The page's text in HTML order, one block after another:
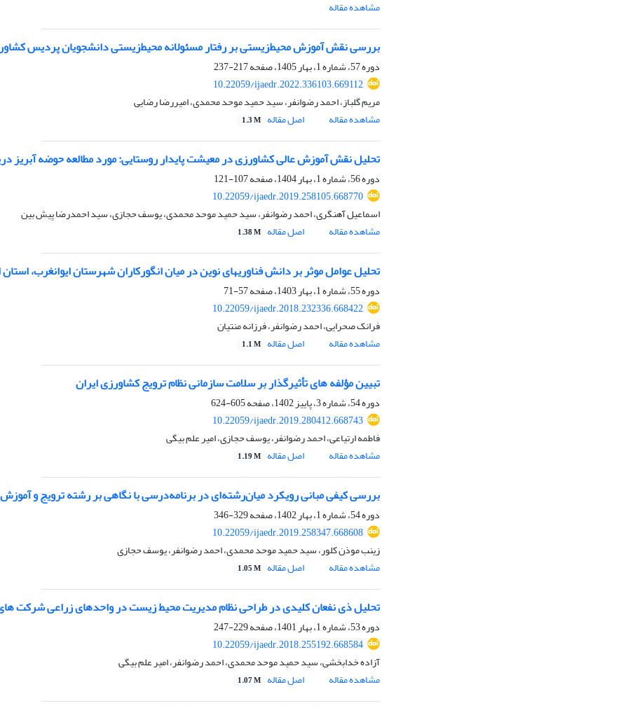
مشاهده مقاله
بررسی نقش آموزش محیط‌زیستی بر رفتار مسئولانه محیط‌زیستی دانشجویان پردیس
دوره 57، شماره 1، بهار 1405، صفحه
217-237
10.22059/ijaedr.2022.336103.669112
مریم گلباز، احمد رضوانفر، سید حمید موحد محمدی، امیررضا رضایی
مشاهده مقاله
اصل مقاله 1.3 M
تحلیل نقش آموزش عالی کشاورزی در معیشت پایدار روستایی: مورد مطالعه حوضه آبریز
دوره 56، شماره 1، بهار 1404، صفحه
107-121
10.22059/ijaedr.2019.258105.668770
اسماعیل آهنگری، احمد رضوانفر، سید حمید موحد محمدی، یوسف حجازی، سید احمدرضا پیش بین
مشاهده مقاله
اصل مقاله 1.38 M
تحلیل عوامل موثر بر دانش فناوری‏های نوین در میان انگورکاران شهرستان ایوان‏غرب، استان
دوره 55، شماره 1، بهار 1403، صفحه
57-71
10.22059/ijaedr.2018.232336.668422
فرانک صحرایی، احمد رضوانفر، فرزانه منتیان
مشاهده مقاله
اصل مقاله 1.1 M
تبیین مؤلفه های تأثیرگذار بر سلامت سازمانی نظام ترویج کشاورزی ایران
دوره 54، شماره 3، پاییز 1402، صفحه
605-624
10.22059/ijaedr.2019.280412.668743
فاطمه ارتیاعی، احمد رضوانفر، یوسف حجازی، امیر علم بیگی
مشاهده مقاله
اصل مقاله 1.19 M
بررسی کیفی مبانی رویکرد میان‌رشته‌ای در برنامه‌درسی با نگاهی بر رشته ترویج و
دوره 54، شماره 1، بهار 1402، صفحه
329-346
10.22059/ijaedr.2019.258347.668608
زینب موذن کلور، سید حمید موحد محمدی، احمد رضوانفر، یوسف حجازی
مشاهده مقاله
اصل مقاله 1.05 M
تحلیل ذی نفعان کلیدی در طراحی نظام مدیریت محیط زیست در واحدهای زراعی شرکت
دوره 53، شماره 1، بهار 1401، صفحه
229-247
10.22059/ijaedr.2018.255192.668584
آزاده خدابخشی، سید حمید موحد محمدی، احمد رضوانفر، امیر علم بیگی
مشاهده مقاله
اصل مقاله 1.07 M